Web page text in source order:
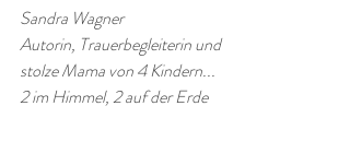
Sandra Wagner
Autorin, Trauerbegleiterin und
stolze Mama von 4 Kindern...
2 im Himmel, 2 auf der Erde